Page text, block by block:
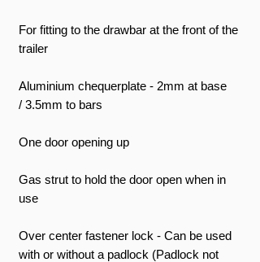
For fitting to the drawbar at the front of the
trailer
Aluminium chequerplate - 2mm at base
/ 3.5mm to bars
One door opening up
Gas strut to hold the door open when in
use
Over center fastener lock - Can be used
with or without a padlock (Padlock not